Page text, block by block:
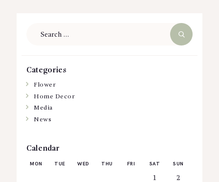
Categories
Flower
Home Decor
Media
News
Calendar
MON TUE WED THU FRI SAT SUN
1 2